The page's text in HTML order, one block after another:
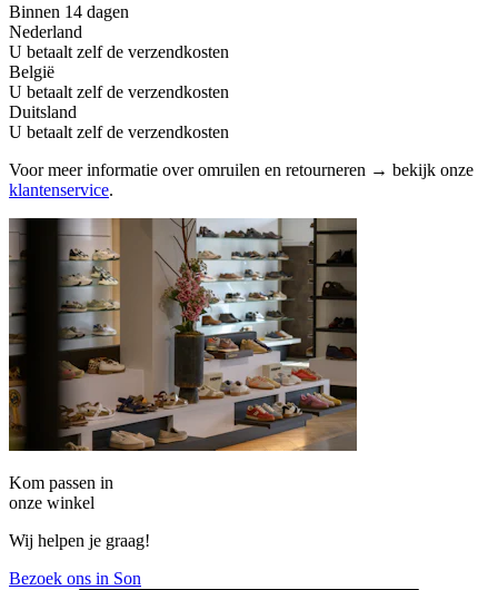
Binnen 14 dagen
Nederland
U betaalt zelf de verzendkosten
België
U betaalt zelf de verzendkosten
Duitsland
U betaalt zelf de verzendkosten
Voor meer informatie over omruilen en retourneren → bekijk onze
klantenservice.
Kom passen in
onze winkel
Wij helpen je graag!
Bezoek ons in Son